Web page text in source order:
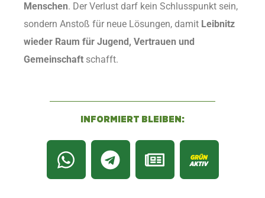
Menschen. Der Verlust darf kein Schlusspunkt sein,
sondern Anstoß für neue Lösungen, damit Leibnitz
wieder Raum für Jugend, Vertrauen und
Gemeinschaft schafft.
INFORMIERT BLEIBEN: